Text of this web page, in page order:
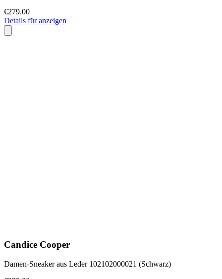
€279.00
Details für anzeigen
Candice Cooper
Damen-Sneaker aus Leder 102102000021 (Schwarz)